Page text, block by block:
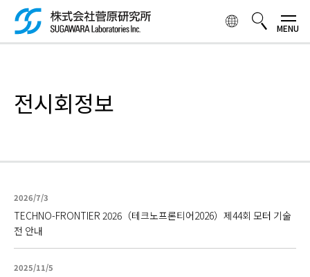
주
요
너
전시회정보
2026/7/3
TECHNO-FRONTIER 2026（테크노프론티어2026）제44회 모터 기술
전 안내
2025/11/5